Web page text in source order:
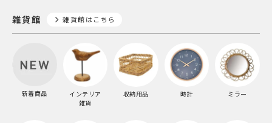
雑貨館 雑貨館はこちら
新着商品
インテリア
雑貨
収納用品 時計 ミラー